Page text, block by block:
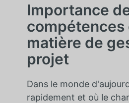
Importance
compétences
matière de
projet
Dans le monde
rapidement et où le